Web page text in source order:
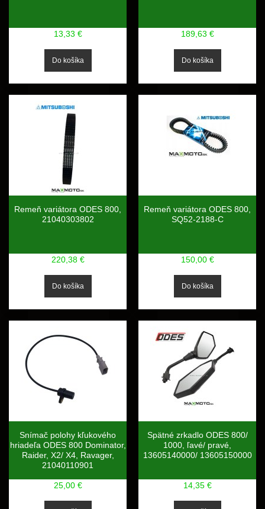
13,33 € 189,63 €
Remeň variátora ODES 800,
21040303802
220,38 €
Remeň variátora ODES 800,
SQ52-2188-C
150,00 €
Snímač polohy kľukového
hriadeľa ODES 800 Dominator,
Raider, X2/ X4, Ravager,
21040110901
25,00 €
Spätné zrkadlo ODES 800/
1000, ľavé/ pravé,
13605140000/ 13605150000
14,35 €